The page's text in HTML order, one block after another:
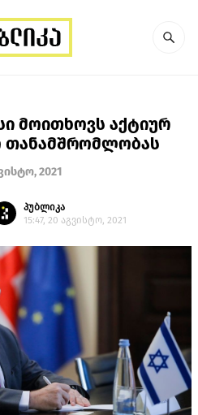
მოითხოვს აქტიურ
თანამშრომლობას
2021
პუბლიკა
15:47, 20 აგვისტო, 2021